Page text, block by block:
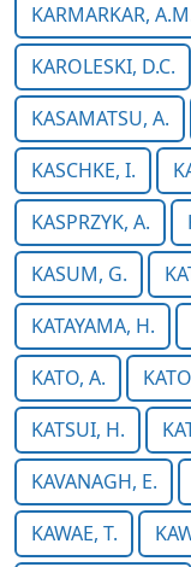
KARMARKAR,
KAROLESKI, D.C.
KASAMATSU, A.
KASCHKE, I.
KASPRZYK, A.
KASUM, G.
KATAYAMA, H.
KATO, A.
KATSUI, H.
KAVANAGH, E.
KAWAE, T.